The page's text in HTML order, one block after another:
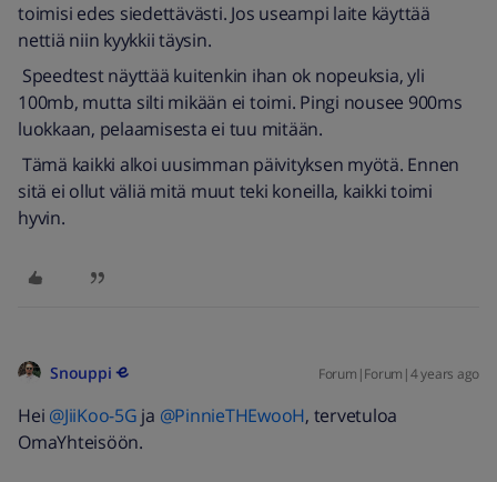
toimisi edes siedettävästi. Jos useampi laite käyttää
nettiä niin kyykkii täysin.
Speedtest näyttää kuitenkin ihan ok nopeuksia, yli
100mb, mutta silti mikään ei toimi. Pingi nousee 900ms
luokkaan, pelaamisesta ei tuu mitään.
Tämä kaikki alkoi uusimman päivityksen myötä. Ennen
sitä ei ollut väliä mitä muut teki koneilla, kaikki toimi
hyvin.
Snouppi Forum|Forum|4 years ago
Hei @JiiKoo-5G ja @PinnieTHEwooH, tervetuloa
OmaYhteisöön.